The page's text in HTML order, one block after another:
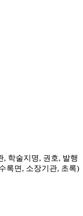
, 학술지명, 권호, 발행
록면, 소장기관, 초록)